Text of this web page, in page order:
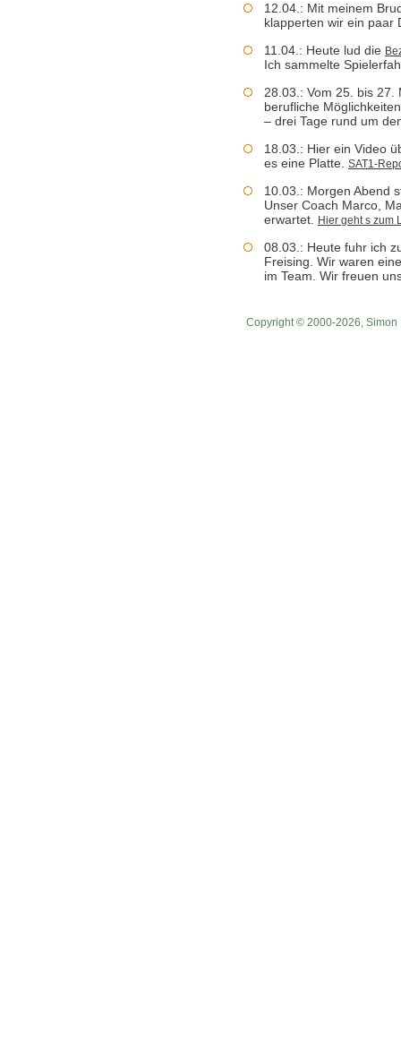
12.04.: Mit meinem
klapperten wir ein paar
11.04.: Heute lud die
Ich sammelte
28.03.: Vom 25. bis
berufliche
– drei Tage rund um
18.03.: Hier ein Video
es eine Platte. SAT1-
10.03.: Morgen Abend
Unser Coach Marco,
erwartet.
Hier geht s zum
08.03.: Heute fuhr ich
Freising. Wir waren
im Team. Wir freuen
Copyright © 2000-2026, Simon